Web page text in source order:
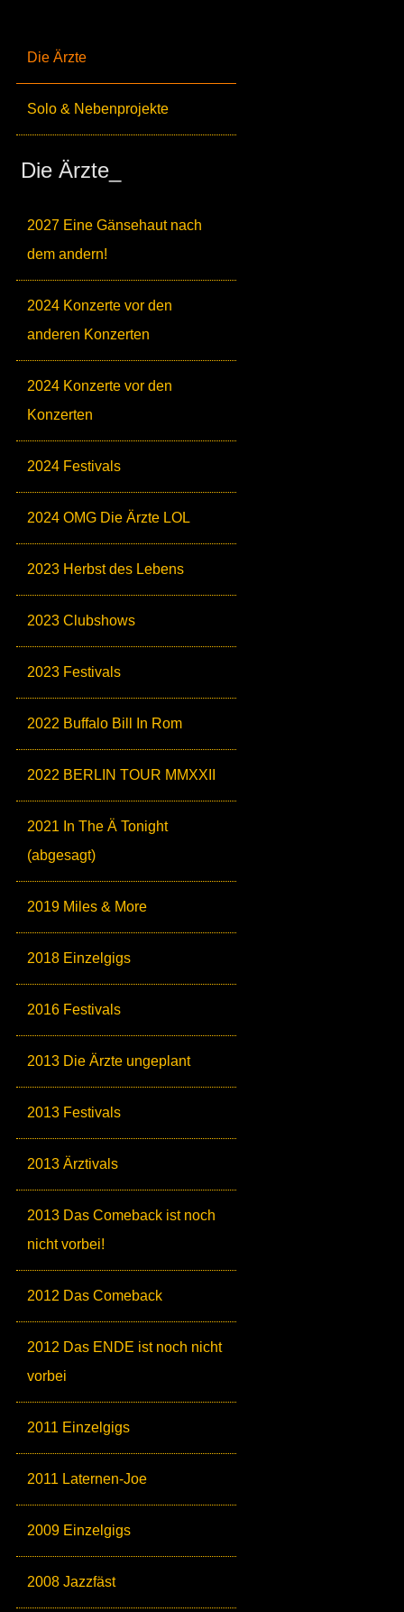
Die Ärzte
Solo & Nebenprojekte
Die Ärzte_
2027 Eine Gänsehaut nach
dem andern!
2024 Konzerte vor den
anderen Konzerten
2024 Konzerte vor den
Konzerten
2024 Festivals
2024 OMG Die Ärzte LOL
2023 Herbst des Lebens
2023 Clubshows
2023 Festivals
2022 Buffalo Bill In Rom
2022 BERLIN TOUR MMXXII
2021 In The Ä Tonight
(abgesagt)
2019 Miles & More
2018 Einzelgigs
2016 Festivals
2013 Die Ärzte ungeplant
2013 Festivals
2013 Ärztivals
2013 Das Comeback ist noch
nicht vorbei!
2012 Das Comeback
2012 Das ENDE ist noch nicht
vorbei
2011 Einzelgigs
2011 Laternen-Joe
2009 Einzelgigs
2008 Jazzfäst